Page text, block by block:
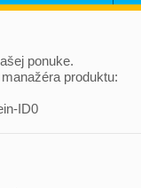
ponuke.
produktu:
ID0